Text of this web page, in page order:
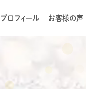
プロフィール お客様の声